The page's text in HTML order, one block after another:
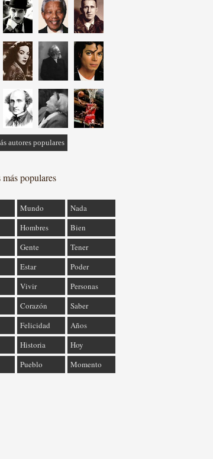
autores populares
más populares
Mundo
Nada
Hombres
Bien
Gente
Tener
Estar
Poder
Vivir
Personas
Corazón
Saber
Felicidad
Años
Historia
Hoy
Pueblo Momento